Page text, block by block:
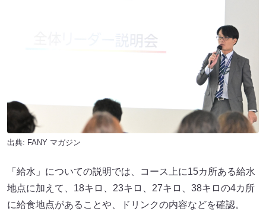
出典: FANY マガジン
「給水」についての説明では、コース上に15カ所ある給水
地点に加えて、18キロ、23キロ、27キロ、38キロの4カ所
に給食地点があることや、ドリンクの内容などを確認。